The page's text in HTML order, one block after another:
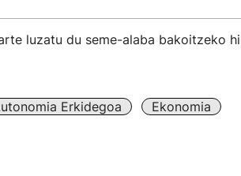
luzatu du seme-alaba bakoitzeko
Erkidegoa Ekonomia